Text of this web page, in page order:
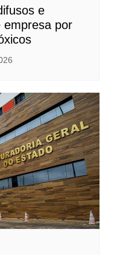
e
empresa por